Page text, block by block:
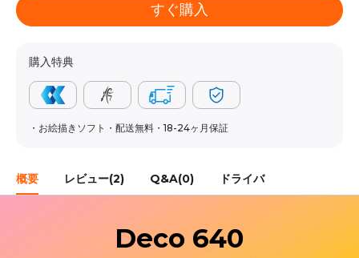
すぐ購入
購入特典
・お絵描きソフト・配送無料・18-24ヶ月保証
概要 レビュー(2) Q&A(0) ドライバ
Deco 640